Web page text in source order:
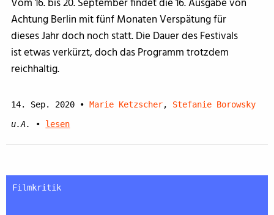
Vom 16. bis 20. September findet die 16. Ausgabe von
Achtung Berlin mit fünf Monaten Verspätung für
dieses Jahr doch noch statt. Die Dauer des Festivals
ist etwas verkürzt, doch das Programm trotzdem
reichhaltig.
14. Sep. 2020 • Marie Ketzscher, Stefanie Borowsky
u.A.
• lesen
Filmkritik